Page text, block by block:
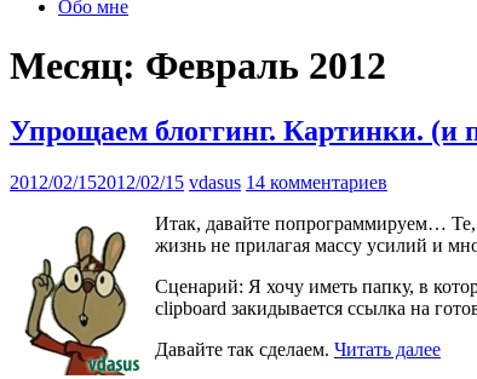
Обо мне
Месяц: Февраль 2012
Упрощаем блоггинг. Картинки. (и
2012/02/152012/02/15 vdasus 14 комментариев
Итак, давайте попрограммируем… Те,
жизнь не прилагая массу усилий и
Сценарий: Я хочу иметь папку, в
clipboard закидывается ссылка на
Давайте так сделаем. Читать далее